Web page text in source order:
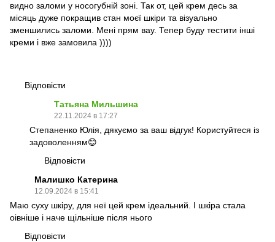
видно заломи у носогубній зоні. Так от, цей крем десь за
місяць дуже покращив стан моєї шкіри та візуально
зменшились заломи. Мені прям вау. Тепер буду тестити інші
креми і вже замовила ))))
Відповісти
Татьяна Мильшина
22.11.2024 в 17:27
Степаненко Юлія, дякуємо за ваш відгук! Користуйтеся із
задоволенням😊
Відповісти
Малишко Катерина
12.09.2024 в 15:41
Маю суху шкіру, для неї цей крем ідеальний. І шкіра стала
оівніше і наче щільніше після нього
Відповісти